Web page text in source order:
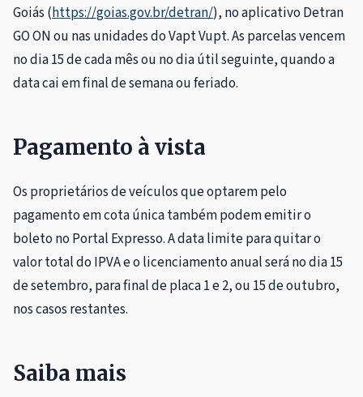
Goiás (https://goias.gov.br/detran/), no aplicativo Detran
GO ON ou nas unidades do Vapt Vupt. As parcelas vencem
no dia 15 de cada mês ou no dia útil seguinte, quando a
data cai em final de semana ou feriado.
Pagamento à vista
Os proprietários de veículos que optarem pelo
pagamento em cota única também podem emitir o
boleto no Portal Expresso. A data limite para quitar o
valor total do IPVA e o licenciamento anual será no dia 15
de setembro, para final de placa 1 e 2, ou 15 de outubro,
nos casos restantes.
Saiba mais